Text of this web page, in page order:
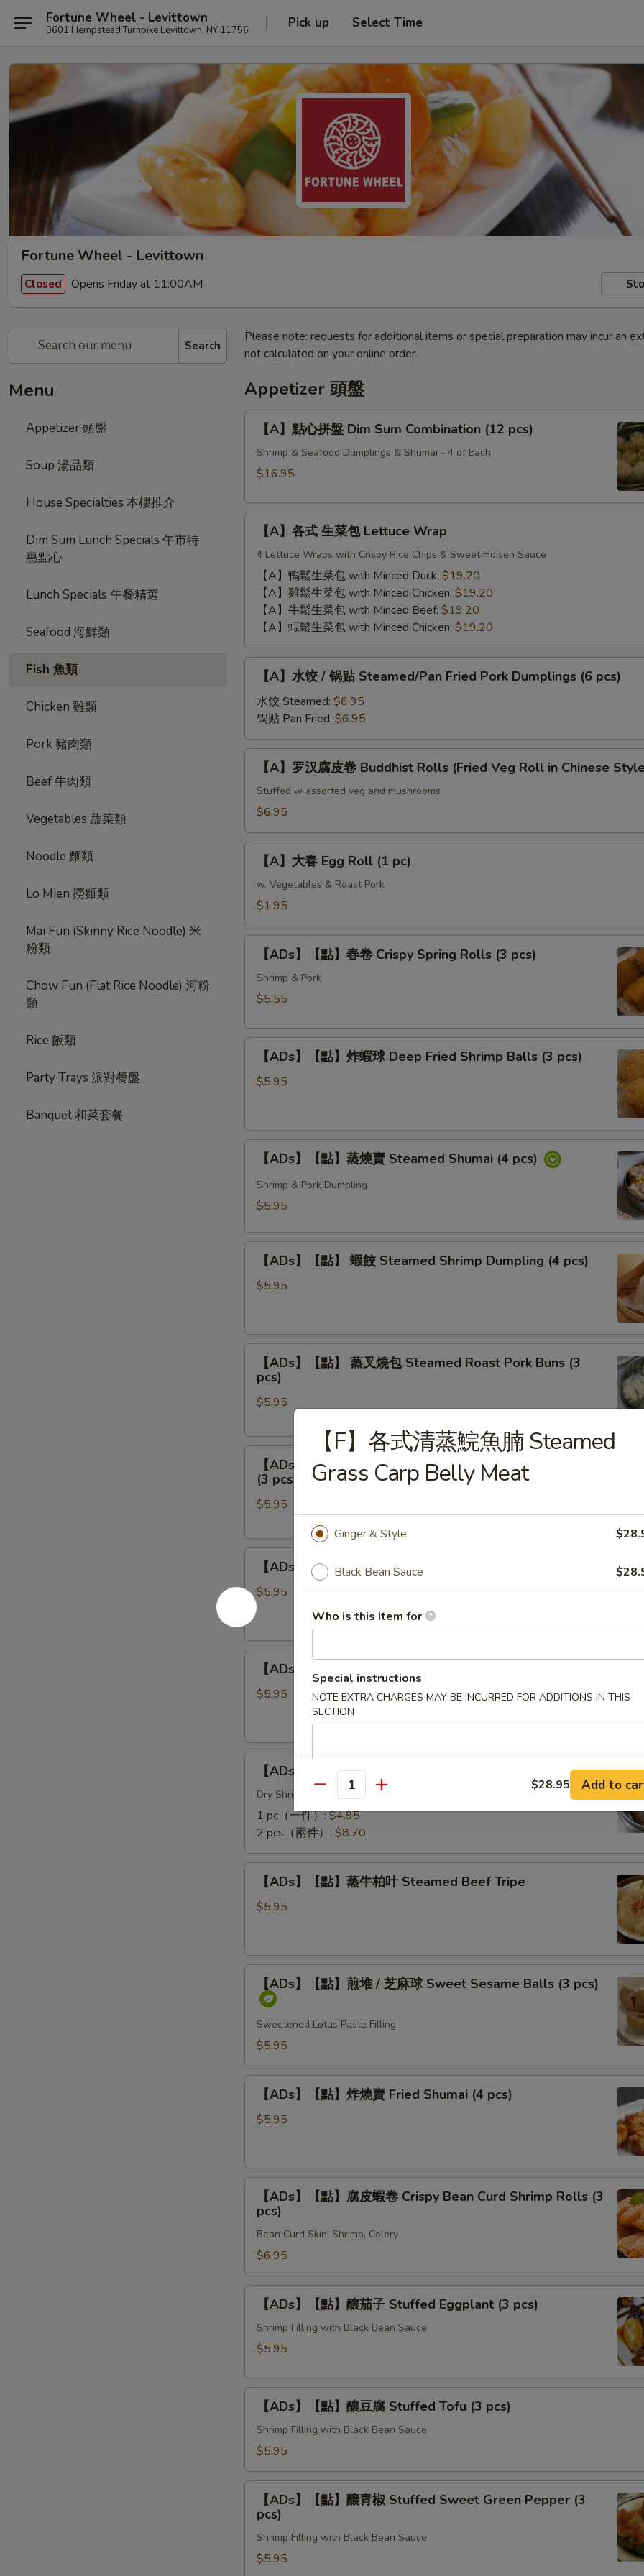
Fortune Wheel - Levittown
3601 Hempstead Turnpike Levittown, NY 11756 Pick up Select Time
Fortune Wheel - Levittown
Closed Opens Friday at 11:00AM
Search
Menu
Appetizer 頭盤
Soup 湯品類
House Specialties 本樓推介
Dim Sum Lunch Specials 午市特
惠點心
Lunch Specials 午餐精選
Seafood 海鮮類
Fish 魚類
Chicken 雞類
Pork 豬肉類
Beef 牛肉類
Vegetables 蔬菜類
Noodle 麵類
Lo Mien 撈麵類
Mai Fun (Skinny Rice Noodle) 米
粉類
Chow Fun (Flat Rice Noodle) 河粉
類
Rice 飯類
Party Trays 派對餐盤
Banquet 和菜套餐
Please note: requests for additional items or special preparation may incur an
not calculated on your online order.
Appetizer 頭盤
【A】
Dim
Sum
Combination
(12
pcs)
【A】點心拼盤 Dim Sum Combination (12 pcs)
Shrimp & Seafood Dumplings & Shumai - 4 of Each
$16.95
【A】
Lettuce
【A】各式 生菜包 Lettuce Wrap
4 Lettuce Wraps with Crispy Rice Chips & Sweet Hoisen Sauce
【A】鴨鬆生菜包 with Minced Duck: $19.20
【A】雞鬆生菜包 with Minced Chicken: $19.20
【A】牛鬆生菜包 with Minced Beef: $19.20
【A】蝦鬆生菜包 with Minced Chicken: $19.20
【A】
锅
贴
Steamed/Pan
Fried
Pork
Dumplings
(6
pcs)
【A】水饺 / 锅贴 Steamed/Pan Fried Pork Dumplings (6 pcs)
水饺 Steamed: $6.95
锅贴 Pan Fried: $6.95
【A】
卷
Buddhist
Rolls
Veg
Roll
Chinese
Style)
【A】罗汉腐皮卷 Buddhist Rolls (Fried Veg Roll in Chinese
Stuffed w assorted veg and mushrooms
$6.95
【A】
Egg
(1
【A】大春 Egg Roll (1 pc)
w. Vegetables & Roast Pork
$1.95
【ADs】
【點】
Spring
Rolls
pcs)
【ADs】【點】春卷 Crispy Spring Rolls (3 pcs)
Shrimp & Pork
$5.55
【ADs】
【點】
Deep
Fried
Shrimp
Balls
【ADs】【點】炸蝦球 Deep Fried Shrimp Balls (3 pcs)
$5.95
【ADs】
【點】
Steamed
Shumai
pcs)
【ADs】【點】蒸燒賣 Steamed Shumai (4 pcs)
Shrimp & Pork Dumpling
$5.95
【ADs】
【點】
Shrimp
Dumpling
pcs)
【ADs】【點】 蝦餃 Steamed Shrimp Dumpling (4 pcs)
$5.95
【ADs】
【點】
包
Steamed
Roast
Pork
Buns
pcs)
【ADs】【點】 蒸叉燒包 Steamed Roast Pork Buns (3
pcs)
$5.95
【ADs】
【點】
卷
Steamed
Bean
Curd
Meat
Rolls
(3
pcs)
【ADs】【點】蒸鲜竹卷 Steamed Bean Curd Meat Rolls
(3 pcs)
$5.95
【ADs】
【點】
蒸
爪
Steamed
Chicken
Feet
【ADs】【點】蒸鳳爪 Steamed Chicken Feet
$5.95
【ADs】
【點】
骨
Steamed
Pork
Rib
Tips
【ADs】【點】蒸小排骨 Steamed Pork Rib Tips
$5.95
【ADs】
【點】
雞
Lotus
Wrapped
Sticky
【ADs】【點】珍珠糯米雞 Lotus Wrapped Sticky Rice
Dry Shrimp & Meat Filling
1 pc（一件）:$4.95
2 pcs（兩件）: $8.70
【ADs】
【點】
叶
Steamed
Beef
Tripe
【ADs】【點】蒸牛柏叶 Steamed Beef Tripe
$5.95
【ADs】
【點】
麻
Sweet
Sesame
(3
pcs)
【ADs】【點】煎堆 / 芝麻球 Sweet Sesame Balls (3 pcs)
Sweetened Lotus Paste Filling
$5.95
【ADs】
【點】
Fried
Shumai
pcs)
【ADs】【點】炸燒賣 Fried Shumai (4 pcs)
$5.95
【ADs】
【點】
卷
Crispy
Bean
Curd
Shrimp
Rolls
(3
pcs)
【ADs】【點】腐皮蝦卷 Crispy Bean Curd Shrimp Rolls (3
pcs)
Bean Curd Skin, Shrimp, Celery
$6.95
【ADs】
【點】
Stuffed
Eggplant
pcs)
【ADs】【點】釀茄子 Stuffed Eggplant (3 pcs)
Shrimp Filling with Black Bean Sauce
$5.95
【ADs】
【點】
Stuffed
pcs)
【ADs】【點】釀豆腐 Stuffed Tofu (3 pcs)
Shrimp Filling with Black Bean Sauce
$5.95
【ADs】
【點】【ADs】【點】釀青椒 Stuffed Sweet Green Pepper (3
pcs)
Shrimp Filling with Black Bean Sauce
$5.95
【F】各式清蒸鯇魚腩 Steamed
Grass Carp Belly Meat
Ginger & Style
Black Bean Sauce
Who is this item for
Special instructions
NOTE EXTRA CHARGES MAY BE INCURRED FOR ADDITIONS IN THIS
SECTION
Quantity $28.95 Add to